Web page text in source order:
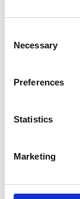
Selection
Necessary
Preferences
Statistics
Marketing